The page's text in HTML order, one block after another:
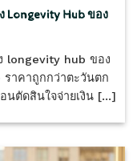
Longevity Hub ของ
longevity hub ของ
ราคาถูกกว่าตะวันตก
ตัดสินใจจ่ายเงิน [...]